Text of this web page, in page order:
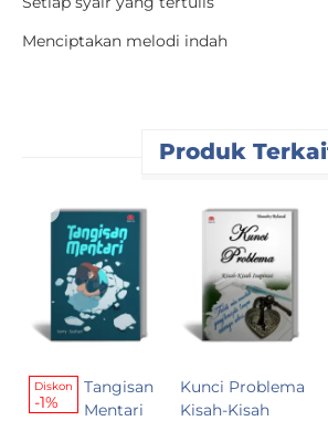
Menciptakan melodi indah
Produk
Diskon
-1%
Tangisan
Mentari
Kunci Problema
Kisah-Kisah